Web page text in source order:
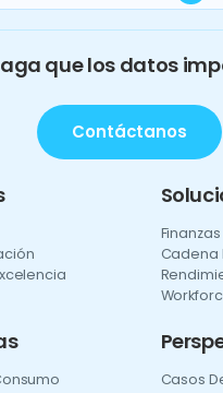
que los datos
Contáctanos
Finanzas
Cadena
Casos